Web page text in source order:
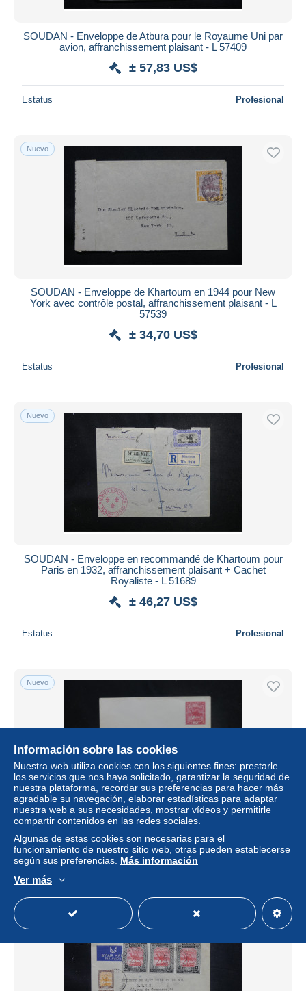
SOUDAN - Enveloppe de Atbura pour le Royaume Uni par
avion, affranchissement plaisant - L 57409
± 57,83 US$
Estatus Profesional
Nuevo
SOUDAN - Enveloppe de Khartoum en 1944 pour New
York avec contrôle postal, affranchissement plaisant - L
57539
± 34,70 US$
Estatus Profesional
Nuevo
SOUDAN - Enveloppe en recommandé de Khartoum pour
Paris en 1932, affranchissement plaisant + Cachet
Royaliste - L 51689
± 46,27 US$
Estatus Profesional
Nuevo
SOUDAN - Entier postal non circulé - L 45460
± 17,36 US$
Estatus
Nuevo
Información sobre las cookies
Nuestra web utiliza cookies con los siguientes fines: prestarle
los servicios que nos haya solicitado, garantizar la seguridad de
nuestra plataforma, recordar sus preferencias para hacer más
agradable su navegación, elaborar estadísticas para adaptar
nuestra web a sus necesidades, mostrar vídeos y permitirle
compartir contenidos en las redes sociales.
Algunas de estas cookies son necesarias para el
funcionamiento de nuestro sitio web, otras pueden establecerse
según sus preferencias. Más información
Ver más